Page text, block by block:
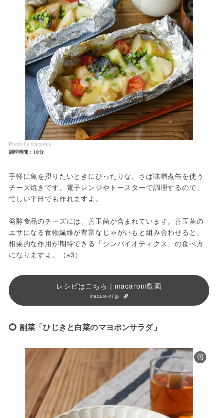
Photo by macaroni
調理時間：10分
手軽に魚を摂りたいときにぴったりな、さば味噌煮缶を使う
チーズ焼きです。電子レンジやトースターで調理するので、
忙しい平日でも作れますよ。
発酵食品のチーズには、善玉菌が含まれています。善玉菌の
エサになる食物繊維が豊富なじゃがいもと組み合わせると、
相乗的な作用が期待できる「シンバイオティクス」の食べ方
になりますよ。（※3）
レシピはこちら｜macaroni動画
macaro-ni.jp
副菜「ひじきと白菜のマヨポンサラダ」